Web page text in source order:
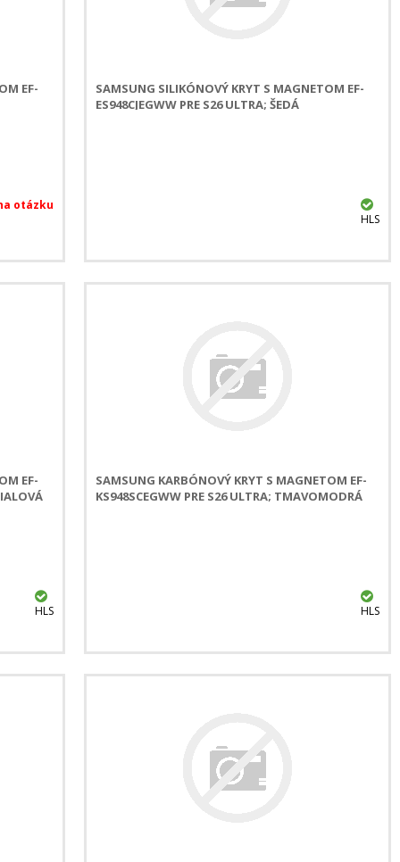
EF-
SAMSUNG SILIKÓNOVÝ KRYT S MAGNETOM EF-
ES948CJEGWW PRE S26 ULTRA; ŠEDÁ
HLS
EF-
HLS
SAMSUNG KARBÓNOVÝ KRYT S MAGNETOM EF-
KS948SCEGWW PRE S26 ULTRA; TMAVOMODRÁ
HLS